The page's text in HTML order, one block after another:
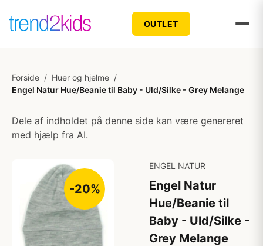
OUTLET
Forside / Huer og hjelme /
Engel Natur Hue/Beanie til Baby - Uld/Silke - Grey Melange
Dele af indholdet på denne side kan være genereret
med hjælp fra AI.
-20%
ENGEL NATUR
Engel Natur
Hue/Beanie til
Baby - Uld/Silke -
Grey Melange